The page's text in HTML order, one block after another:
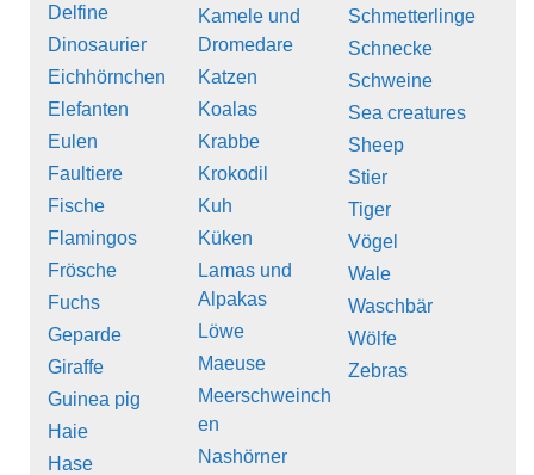
Delfine
Dinosaurier
Eichhörnchen
Elefanten
Eulen
Faultiere
Fische
Flamingos
Frösche
Fuchs
Geparde
Giraffe
Guinea pig
Haie
Hase
Kamele und
Dromedare
Katzen
Koalas
Krabbe
Krokodil
Kuh
Küken
Lamas und
Alpakas
Löwe
Maeuse
Meerschweinch
en
Nashörner
Schmetterlinge
Schnecke
Schweine
Sea creatures
Sheep
Stier
Tiger
Vögel
Wale
Waschbär
Wölfe
Zebras